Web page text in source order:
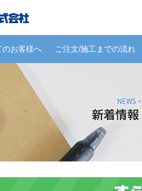
のお客様へ ご注文/施工までの流れ
NEWS
新着情